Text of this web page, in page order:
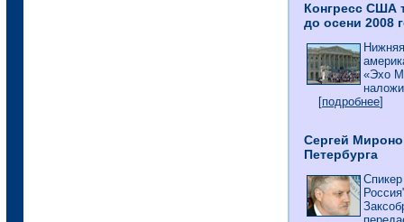
Конгресс США
до осени 2008
«Эхо
[подробнее]
Сергей
Петербурга